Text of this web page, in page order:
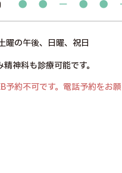
曜の午後、日曜、祝日
精神科も診療可能です。
予約不可です。電話予約をお
● ● － ● ●